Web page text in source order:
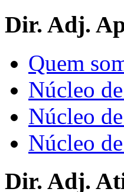
Dir. Adj.
Quem
Núcleo
Núcleo
Núcleo
Dir. Adj.